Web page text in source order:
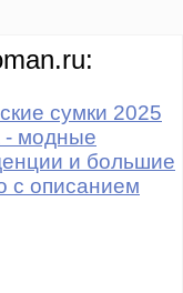
сумки 2025
- модные
и большие
с описанием